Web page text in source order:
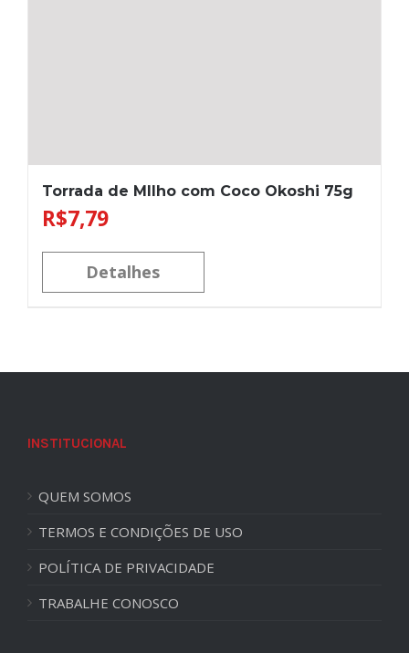
Torrada de MIlho com Coco Okoshi 75g
R$7,79
Detalhes
INSTITUCIONAL
QUEM SOMOS
TERMOS E CONDIÇÕES DE USO
POLÍTICA DE PRIVACIDADE
TRABALHE CONOSCO